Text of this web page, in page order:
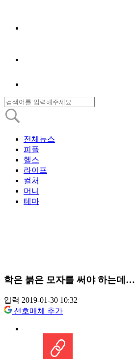
전체뉴스
피플
헬스
라이프
컬처
머니
테마
학은 붉은 모자를 써야 하는데…
입력 2019-01-30 10:32
선호매체 추가